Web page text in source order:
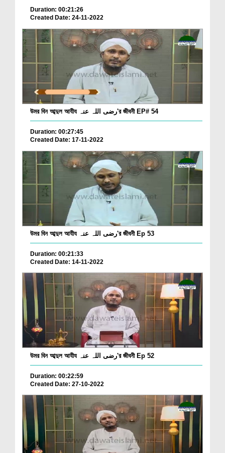
Duration: 00:21:26
Created Date: 24-11-2022
উমর বিন আব্দুল আযীয رضی اللہ عنہ'র জীবনী EP# 54
Duration: 00:27:45
Created Date: 17-11-2022
উমর বিন আব্দুল আযীয رضی اللہ عنہ'র জীবনী Ep 53
Duration: 00:21:33
Created Date: 14-11-2022
উমর বিন আব্দুল আযীয رضی اللہ عنہ'র জীবনী Ep 52
Duration: 00:22:59
Created Date: 27-10-2022